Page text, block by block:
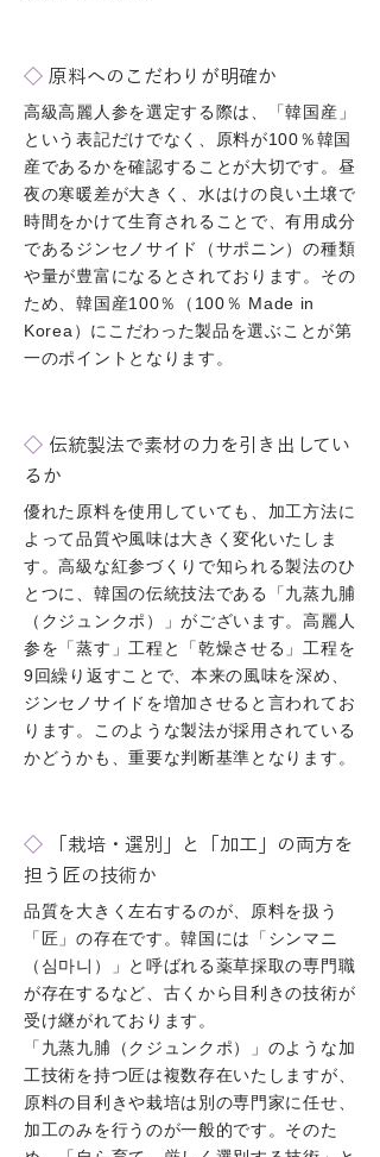
◇ 原料へのこだわりが明確か
高級高麗人参を選定する際は、「韓国産」
という表記だけでなく、原料が100％韓国
産であるかを確認することが大切です。昼
夜の寒暖差が大きく、水はけの良い土壌で
時間をかけて生育されることで、有用成分
であるジンセノサイド（サポニン）の種類
や量が豊富になるとされております。その
ため、韓国産100％（100％ Made in
Korea）にこだわった製品を選ぶことが第
一のポイントとなります。
◇ 伝統製法で素材の力を引き出してい
るか
優れた原料を使用していても、加工方法に
よって品質や風味は大きく変化いたしま
す。高級な紅参づくりで知られる製法のひ
とつに、韓国の伝統技法である「九蒸九脯
（クジュンクポ）」がございます。高麗人
参を「蒸す」工程と「乾燥させる」工程を
9回繰り返すことで、本来の風味を深め、
ジンセノサイドを増加させると言われてお
ります。このような製法が採用されている
かどうかも、重要な判断基準となります。
◇ 「栽培・選別」と「加工」の両方を
担う匠の技術か
品質を大きく左右するのが、原料を扱う
「匠」の存在です。韓国には「シンマニ
（심마니）」と呼ばれる薬草採取の専門職
が存在するなど、古くから目利きの技術が
受け継がれております。
「九蒸九脯（クジュンクポ）」のような加
工技術を持つ匠は複数存在いたしますが、
原料の目利きや栽培は別の専門家に任せ、
加工のみを行うのが一般的です。そのた